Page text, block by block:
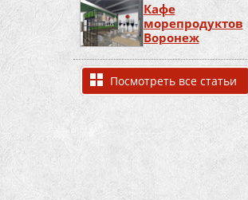
Кафе
морепродуктов
Воронеж
Посмотреть все статьи